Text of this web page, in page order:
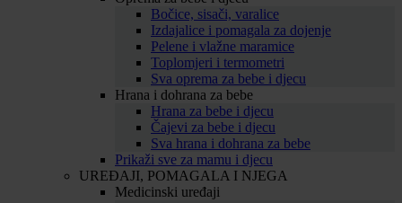
Bočice, sisači, varalice
Izdajalice i pomagala za dojenje
Pelene i vlažne maramice
Toplomjeri i termometri
Sva oprema za bebe i djecu
Hrana i dohrana za bebe
Hrana za bebe i djecu
Čajevi za bebe i djecu
Sva hrana i dohrana za bebe
Prikaži sve za mamu i djecu
UREĐAJI, POMAGALA I NJEGA
Medicinski uređaji